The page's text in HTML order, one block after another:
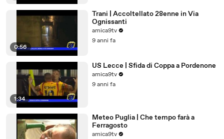
0:56
Trani | Accoltellato 28enne in Via
Ognissanti
amica9tv
9 anni fa
1:34
US Lecce | Sfida di Coppa a Pordenone
amica9tv
9 anni fa
Meteo Puglia | Che tempo farà a
Ferragosto
amica9tv